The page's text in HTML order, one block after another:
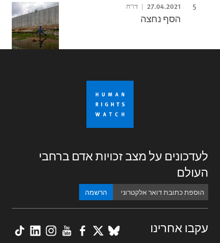
27.04.2021 דו"ח
הסף נחצה
לעדכונים על מצב זכויות אדם ברחבי
העולם
הרשמה
עקבו אחרינו BlueSky
X
Facebook
YouTube